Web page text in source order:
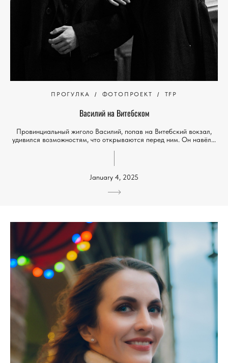
ПРОГУЛКА ФОТОПРОЕКТ TFP
Василий на Витебском
Провинциальный жиголо Василий, попав на Витебский вокзал,
удивился возможностям, что открываются перед ним. Он навёл...
January 4, 2025